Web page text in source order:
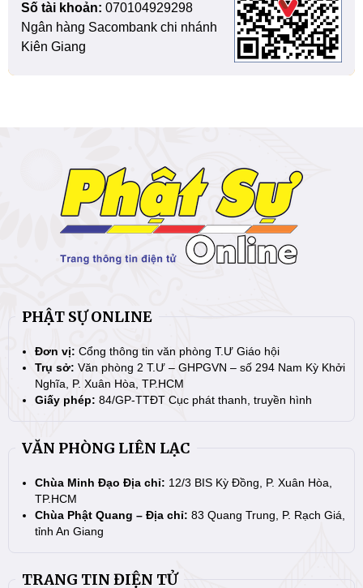
Số tài khoản: 070104929298
Ngân hàng Sacombank chi nhánh
Kiên Giang
PHẬT SỰ ONLINE
Đơn vị: Cổng thông tin văn phòng T.Ư Giáo hội
Trụ sở: Văn phòng 2 T.Ư – GHPGVN – số 294 Nam Kỳ Khởi
Nghĩa, P. Xuân Hòa, TP.HCM
Giấy phép: 84/GP-TTĐT Cục phát thanh, truyền hình
VĂN PHÒNG LIÊN LẠC
Chùa Minh Đạo Địa chỉ: 12/3 BIS Kỳ Đồng, P. Xuân Hòa,
TP.HCM
Chùa Phật Quang – Địa chỉ: 83 Quang Trung, P. Rạch Giá,
tỉnh An Giang
TRANG TIN ĐIỆN TỬ